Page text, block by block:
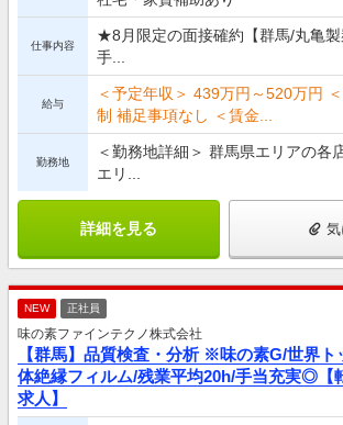
仕事内容
★8月限定の面接確約【群馬/丸亀
手...
給与
＜予定年収＞ 439万円～520万円
制 補足事項なし ＜賃金...
勤務地
＜勤務地詳細＞ 群馬県エリアの各
エリ...
詳細を見る 気
NEW 正社員
味の素ファインテクノ株式会社
【群馬】品質検査・分析 ※味の素G/世界ト
体絶縁フィルム/残業平均20h/手当充実◎【
求人】